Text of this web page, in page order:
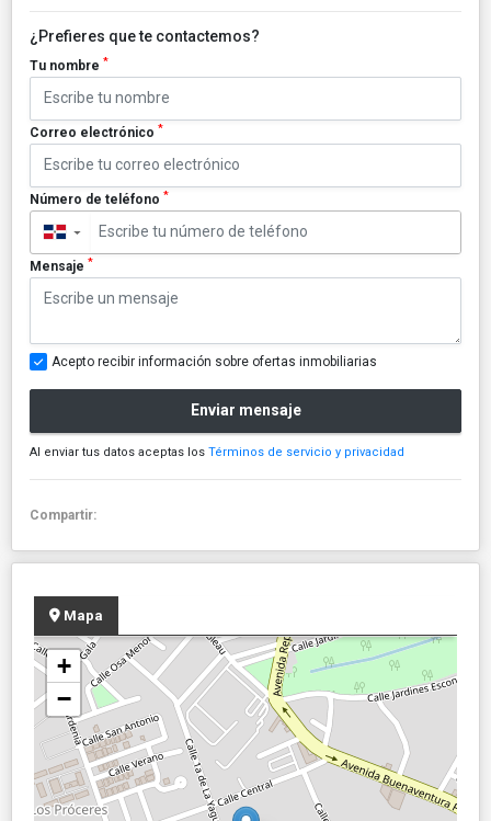
¿Prefieres que te contactemos?
Tu nombre *
Correo electrónico *
Número de teléfono *
▼
Mensaje *
Acepto recibir información sobre ofertas inmobiliarias
Enviar mensaje
Al enviar tus datos aceptas los Términos de servicio y privacidad
Compartir:
Mapa
+
−